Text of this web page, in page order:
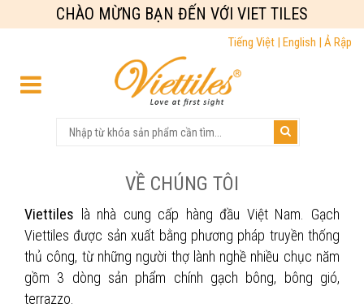
CHÀO MỪNG BẠN ĐẾN VỚI VIET TILES
Tiếng Việt | English | Ả Rập
VỀ CHÚNG TÔI
Viettiles là nhà cung cấp hàng đầu Việt Nam. Gạch
Viettiles được sản xuất bằng phương pháp truyền thống
thủ công, từ những người thợ lành nghề nhiều chục năm
gồm 3 dòng sản phẩm chính gạch bông, bông gió,
terrazzo.